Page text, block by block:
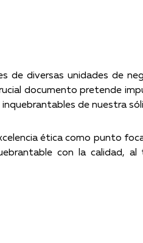
de diversas unidades de
documento pretende
de nuestra
ética como punto
con la calidad,